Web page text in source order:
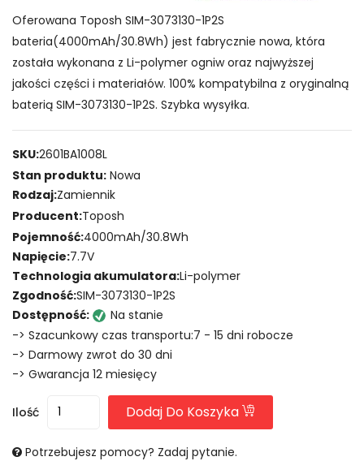
Oferowana Toposh SIM-3073130-1P2S
bateria(4000mAh/30.8Wh) jest fabrycznie nowa, która
została wykonana z Li-polymer ogniw oraz najwyższej
jakości części i materiałów. 100% kompatybilna z oryginalną
baterią SIM-3073130-1P2S. Szybka wysyłka.
SKU:2601BA1008L
Stan produktu: Nowa
Rodzaj:Zamiennik
Producent:Toposh
Pojemność:4000mAh/30.8Wh
Napięcie:7.7V
Technologia akumulatora:Li-polymer
Zgodność:SIM-3073130-1P2S
Dostępność:
Na stanie
-> Szacunkowy czas transportu:7 - 15 dni robocze
-> Darmowy zwrot do 30 dni
-> Gwarancja 12 miesięcy
Ilość Dodaj Do Koszyka
Potrzebujesz pomocy? Zadaj pytanie.